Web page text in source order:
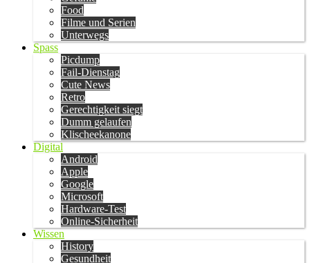
Food
Filme und Serien
Unterwegs
Spass
Picdump
Fail-Dienstag
Cute News
Retro
Gerechtigkeit siegt
Dumm gelaufen
Klischeekanone
Digital
Android
Apple
Google
Microsoft
Hardware-Test
Online-Sicherheit
Wissen
History
Gesundheit